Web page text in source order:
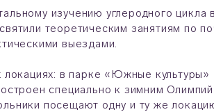
изучению углеродного
теоретическим занятиям по
выездами.
локациях: в парке «Южные
специально к зимним
посещают одну и ту же